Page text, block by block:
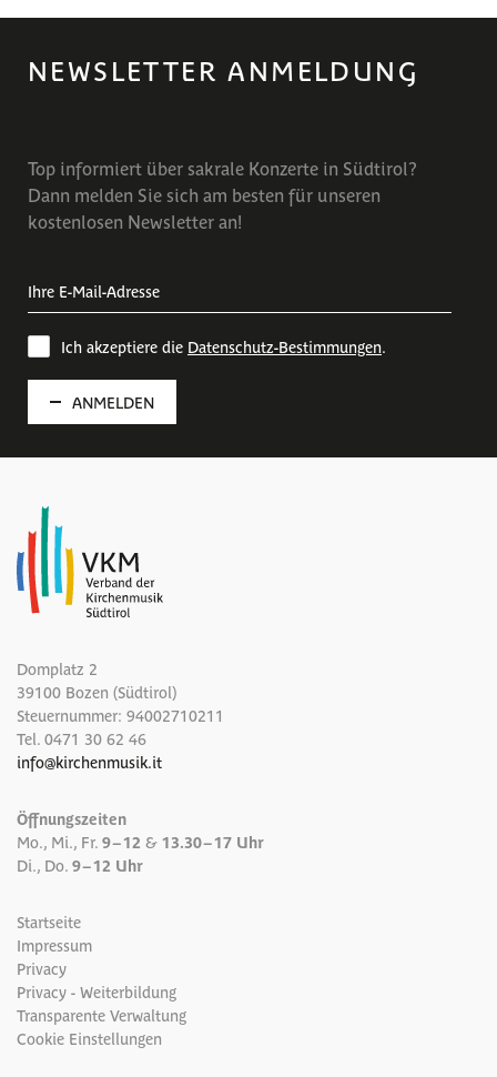
NEWSLETTER ANMELDUNG
Top informiert über sakrale Konzerte in Südtirol?
Dann melden Sie sich am besten für unseren
kostenlosen Newsletter an!
Ich akzeptiere die Datenschutz-Bestimmungen.
ANMELDEN
Domplatz 2
39100 Bozen (Südtirol)
Steuernummer: 94002710211
Tel. 0471 30 62 46
info@kirchenmusik.it
Öffnungszeiten
Mo., Mi., Fr. 9 – 12 & 13.30 – 17 Uhr
Di., Do. 9 – 12 Uhr
Startseite
Impressum
Privacy
Privacy - Weiterbildung
Transparente Verwaltung
Cookie Einstellungen